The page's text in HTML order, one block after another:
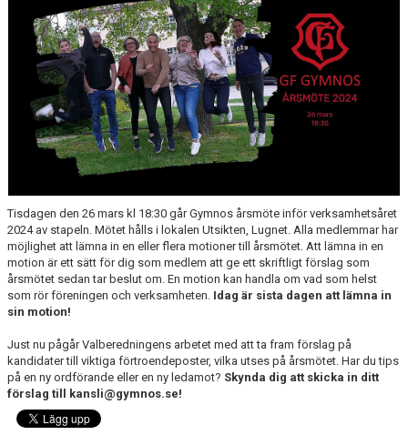
Tisdagen den 26 mars kl 18:30 går Gymnos årsmöte inför verksamhetsåret
2024 av stapeln. Mötet hålls i lokalen Utsikten, Lugnet. Alla medlemmar har
möjlighet att lämna in en eller flera motioner till årsmötet. Att lämna in en
motion är ett sätt för dig som medlem att ge ett skriftligt förslag som
årsmötet sedan tar beslut om. En motion kan handla om vad som helst
som rör föreningen och verksamheten. Idag är sista dagen att lämna in
sin motion!
Just nu pågår Valberedningens arbetet med att ta fram förslag på
kandidater till viktiga förtroendeposter, vilka utses på årsmötet. Har du tips
på en ny ordförande eller en ny ledamot? Skynda dig att skicka in ditt
förslag till kansli@gymnos.se!